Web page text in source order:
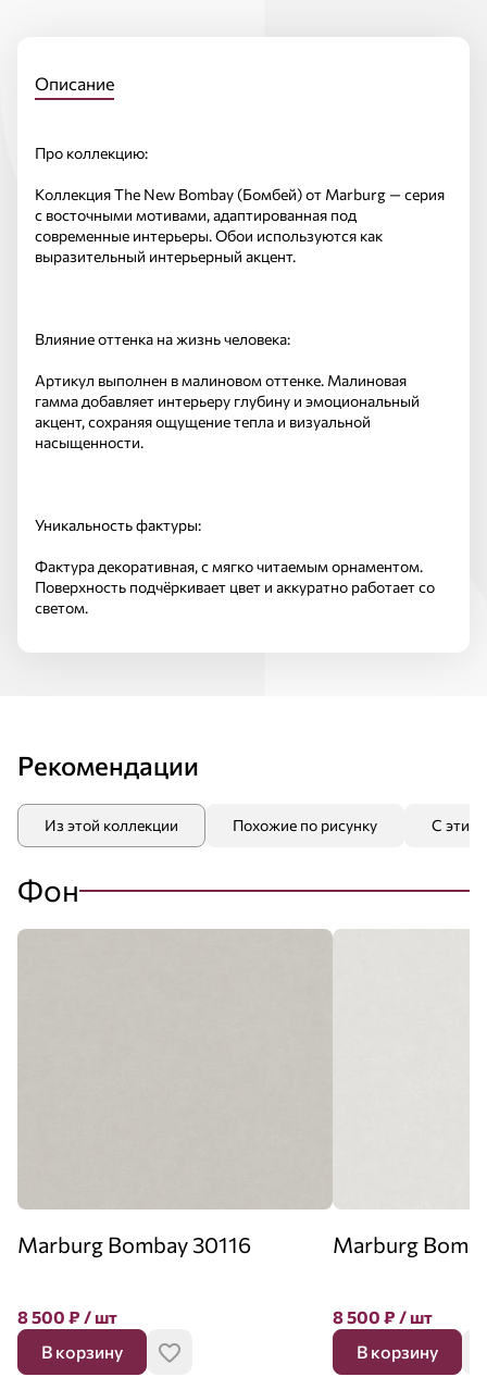
Описание
Про коллекцию:
Коллекция The New Bombay (Бомбей) от Marburg — серия
с восточными мотивами, адаптированная под
современные интерьеры. Обои используются как
выразительный интерьерный акцент.
Влияние оттенка на жизнь человека:
Артикул выполнен в малиновом оттенке. Малиновая
гамма добавляет интерьеру глубину и эмоциональный
акцент, сохраняя ощущение тепла и визуальной
насыщенности.
Уникальность фактуры:
Фактура декоративная, с мягко читаемым орнаментом.
Поверхность подчёркивает цвет и аккуратно работает со
светом.
Рекомендации
Из этой коллекции Похожие по рисунку С этим
Фон
Marburg Bombay 30116
8 500 ₽ / шт
В корзину
Marburg
8 500 ₽ / шт
В корзину